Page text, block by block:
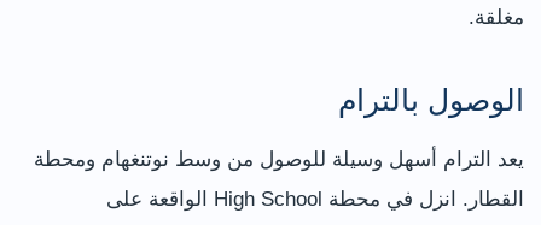
مغلقة.
الوصول بالترام
يعد الترام أسهل وسيلة للوصول من وسط نوتنغهام ومحطة
القطار. انزل في محطة High School الواقعة على